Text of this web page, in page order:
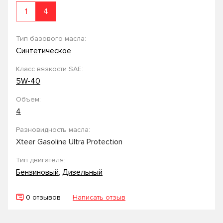
1 4
Тип базового масла:
Синтетическое
Класс вязкости SAE:
5W-40
Объем:
4
Разновидность масла:
Xteer Gasoline Ultra Protection
Тип двигателя:
Бензиновый, Дизельный
0 отзывов Написать отзыв